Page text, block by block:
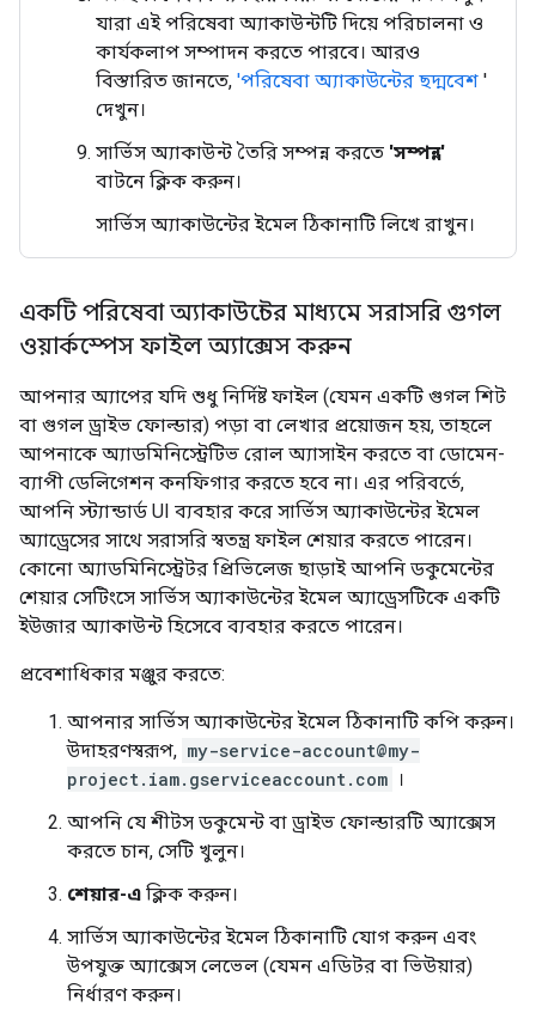
যারা এই পরিষেবা অ্যাকাউন্টটি দিয়ে পরিচালনা ও
কার্যকলাপ সম্পাদন করতে পারবে। আরও
বিস্তারিত জানতে, 'পরিষেবা অ্যাকাউন্টের ছদ্মবেশ '
দেখুন।
সার্ভিস অ্যাকাউন্ট তৈরি সম্পন্ন করতে 'সম্পন্ন'
বাটনে ক্লিক করুন।
সার্ভিস অ্যাকাউন্টের ইমেল ঠিকানাটি লিখে রাখুন।
একটি পরিষেবা অ্যাকাউন্টের মাধ্যমে সরাসরি গুগল
ওয়ার্কস্পেস ফাইল অ্যাক্সেস করুন
আপনার অ্যাপের যদি শুধু নির্দিষ্ট ফাইল (যেমন একটি গুগল শিট
বা গুগল ড্রাইভ ফোল্ডার) পড়া বা লেখার প্রয়োজন হয়, তাহলে
আপনাকে অ্যাডমিনিস্ট্রেটিভ রোল অ্যাসাইন করতে বা ডোমেন-
ব্যাপী ডেলিগেশন কনফিগার করতে হবে না। এর পরিবর্তে,
আপনি স্ট্যান্ডার্ড UI ব্যবহার করে সার্ভিস অ্যাকাউন্টের ইমেল
অ্যাড্রেসের সাথে সরাসরি স্বতন্ত্র ফাইল শেয়ার করতে পারেন।
কোনো অ্যাডমিনিস্ট্রেটর প্রিভিলেজ ছাড়াই আপনি ডকুমেন্টের
শেয়ার সেটিংসে সার্ভিস অ্যাকাউন্টের ইমেল অ্যাড্রেসটিকে একটি
ইউজার অ্যাকাউন্ট হিসেবে ব্যবহার করতে পারেন।
প্রবেশাধিকার মঞ্জুর করতে:
আপনার সার্ভিস অ্যাকাউন্টের ইমেল ঠিকানাটি কপি করুন।
উদাহরণস্বরূপ, my-service-account@my-
project.iam.gserviceaccount.com ।
আপনি যে শীটস ডকুমেন্ট বা ড্রাইভ ফোল্ডারটি অ্যাক্সেস
করতে চান, সেটি খুলুন।
শেয়ার-এ ক্লিক করুন।
সার্ভিস অ্যাকাউন্টের ইমেল ঠিকানাটি যোগ করুন এবং
উপযুক্ত অ্যাক্সেস লেভেল (যেমন এডিটর বা ভিউয়ার)
নির্ধারণ করুন।